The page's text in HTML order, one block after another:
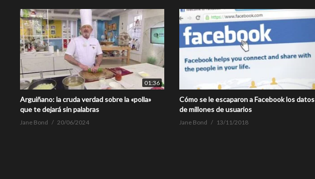
01:36
Arguiñano: la cruda verdad sobre la «polla»
que te dejará sin palabras
Jane Bond 20/06/2024
Cómo se le escaparon a Facebook los datos
de millones de usuarios
Jane Bond 13/11/2018